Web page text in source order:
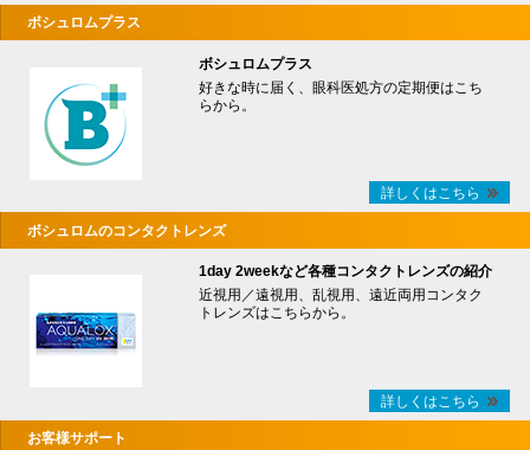
ボシュロムプラス
ボシュロムプラス
好きな時に届く、眼科医処方の定期便はこち
らから。
詳しくはこちら
ボシュロムのコンタクトレンズ
1day 2weekなど各種コンタクトレンズの紹介
近視用／遠視用、乱視用、遠近両用コンタク
トレンズはこちらから。
詳しくはこちら
お客様サポート